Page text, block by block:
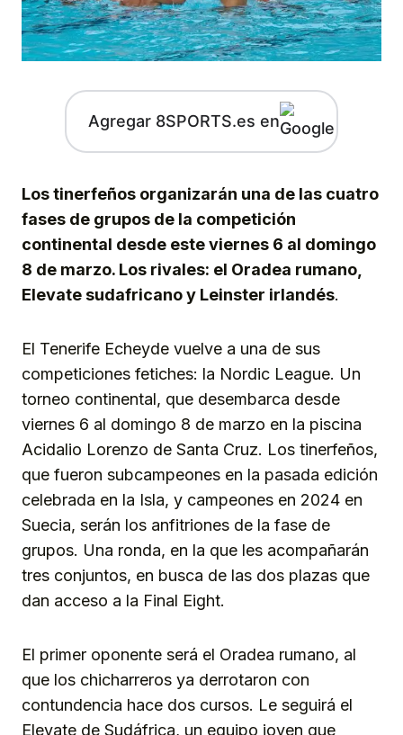
Agregar 8SPORTS.es en
Los tinerfeños organizarán una de las cuatro
fases de grupos de la competición
continental desde este viernes 6 al domingo
8 de marzo. Los rivales: el Oradea rumano,
Elevate sudafricano y Leinster irlandés.
El Tenerife Echeyde vuelve a una de sus
competiciones fetiches: la Nordic League. Un
torneo continental, que desembarca desde
viernes 6 al domingo 8 de marzo en la piscina
Acidalio Lorenzo de Santa Cruz. Los tinerfeños,
que fueron subcampeones en la pasada edición
celebrada en la Isla, y campeones en 2024 en
Suecia, serán los anfitriones de la fase de
grupos. Una ronda, en la que les acompañarán
tres conjuntos, en busca de las dos plazas que
dan acceso a la Final Eight.
El primer oponente será el Oradea rumano, al
que los chicharreros ya derrotaron con
contundencia hace dos cursos. Le seguirá el
Elevate de Sudáfrica, un equipo joven que